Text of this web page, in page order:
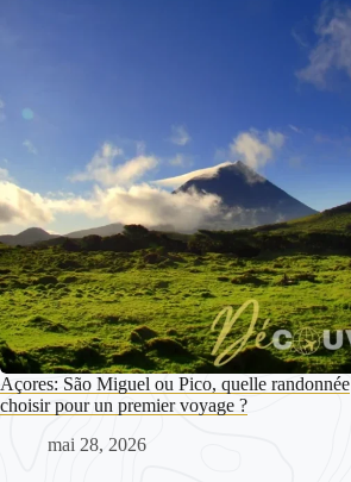
Açores: São Miguel ou Pico, quelle randonnée
choisir pour un premier voyage ?
mai 28, 2026